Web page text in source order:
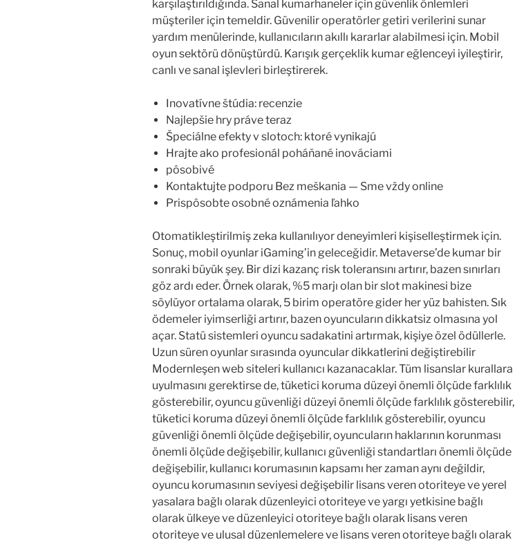
karşılaştırıldığında. Sanal kumarhaneler için güvenlik önlemleri
müşteriler için temeldir. Güvenilir operatörler getiri verilerini sunar
yardım menülerinde, kullanıcıların akıllı kararlar alabilmesi için. Mobil
oyun sektörü dönüştürdü. Karışık gerçeklik kumar eğlenceyi iyileştirir,
canlı ve sanal işlevleri birleştirerek.
Inovatívne štúdia: recenzie
Najlepšie hry práve teraz
Špeciálne efekty v slotoch: ktoré vynikajú
Hrajte ako profesionál poháňané inováciami
pôsobivé
Kontaktujte podporu Bez meškania — Sme vždy online
Prispôsobte osobné oznámenia ľahko
Otomatikleştirilmiş zeka kullanılıyor deneyimleri kişiselleştirmek için.
Sonuç, mobil oyunlar iGaming’in geleceğidir. Metaverse’de kumar bir
sonraki büyük şey. Bir dizi kazanç risk toleransını artırır, bazen sınırları
göz ardı eder. Örnek olarak, %5 marjı olan bir slot makinesi bize
söylüyor ortalama olarak, 5 birim operatöre gider her yüz bahisten. Sık
ödemeler iyimserliği artırır, bazen oyuncuların dikkatsiz olmasına yol
açar. Statü sistemleri oyuncu sadakatini artırmak, kişiye özel ödüllerle.
Uzun süren oyunlar sırasında oyuncular dikkatlerini değiştirebilir
Modernleşen web siteleri kullanıcı kazanacaklar. Tüm lisanslar kurallara
uyulmasını gerektirse de, tüketici koruma düzeyi önemli ölçüde farklılık
gösterebilir, oyuncu güvenliği düzeyi önemli ölçüde farklılık gösterebilir,
tüketici koruma düzeyi önemli ölçüde farklılık gösterebilir, oyuncu
güvenliği önemli ölçüde değişebilir, oyuncuların haklarının korunması
önemli ölçüde değişebilir, kullanıcı güvenliği standartları önemli ölçüde
değişebilir, kullanıcı korumasının kapsamı her zaman aynı değildir,
oyuncu korumasının seviyesi değişebilir lisans veren otoriteye ve yerel
yasalara bağlı olarak düzenleyici otoriteye ve yargı yetkisine bağlı
olarak ülkeye ve düzenleyici otoriteye bağlı olarak lisans veren
otoriteye ve ulusal düzenlemelere ve lisans veren otoriteye bağlı olarak